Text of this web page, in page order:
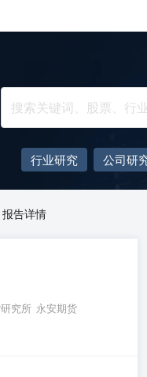
行业研究 公司研
报告详情
究所 永安期货